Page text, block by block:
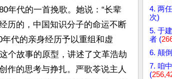
年代的一首挽歌。她说：“长辈
历的，中国知识分子的命运不断
代的亲身经历予以重组和虚
个故事的原型，讲述了文革浩劫
作的思考与挣扎。严歌苓说主人
4. 两
次)
5. 于
者 (
6. 颠
7. 咱
(